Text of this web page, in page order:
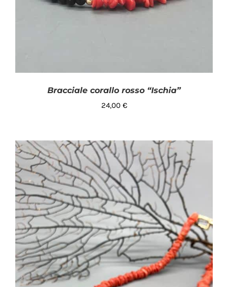
AGGIUNGI AL CARRELLO / DETTAGLI
Bracciale corallo rosso “Ischia”
24,00 €